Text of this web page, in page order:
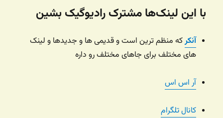
با این لینک‌ها مشترک رادیوگیک بشین
آنکرکه منظم ترین است و قدیمی ها و جدیدها و لینک
های مختلف برای جاهای مختلف رو داره
آر اس اس
کانال تلگرام